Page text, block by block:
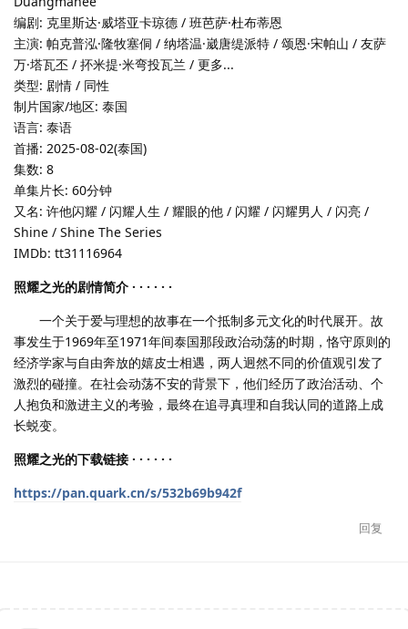
编剧: 克里斯达·威塔亚卡琼德 / 班芭萨·杜布蒂恩
主演: 帕克普泓·隆牧塞侗 / 纳塔温·崴唐缇派特 / 颂恩·宋帕山 / 友萨
万·塔瓦丕 / 抔米提·米弯投瓦兰 / 更多...
类型: 剧情 / 同性
制片国家/地区: 泰国
语言: 泰语
首播: 2025-08-02(泰国)
集数: 8
单集片长: 60分钟
又名: 许他闪耀 / 闪耀人生 / 耀眼的他 / 闪耀 / 闪耀男人 / 闪亮 /
Shine / Shine The Series
IMDb: tt31116964
照耀之光的剧情简介 · · · · · ·
一个关于爱与理想的故事在一个抵制多元文化的时代展开。故
事发生于1969年至1971年间泰国那段政治动荡的时期，恪守原则的
经济学家与自由奔放的嬉皮士相遇，两人迥然不同的价值观引发了
激烈的碰撞。在社会动荡不安的背景下，他们经历了政治活动、个
人抱负和激进主义的考验，最终在追寻真理和自我认同的道路上成
长蜕变。
照耀之光的下载链接 · · · · · ·
https://pan.quark.cn/s/532b69b942f
回复